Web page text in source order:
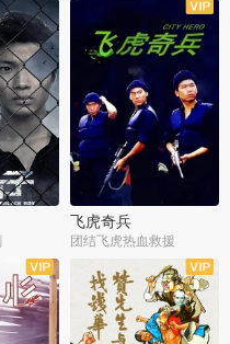
飞虎奇兵
团结飞虎热血救援